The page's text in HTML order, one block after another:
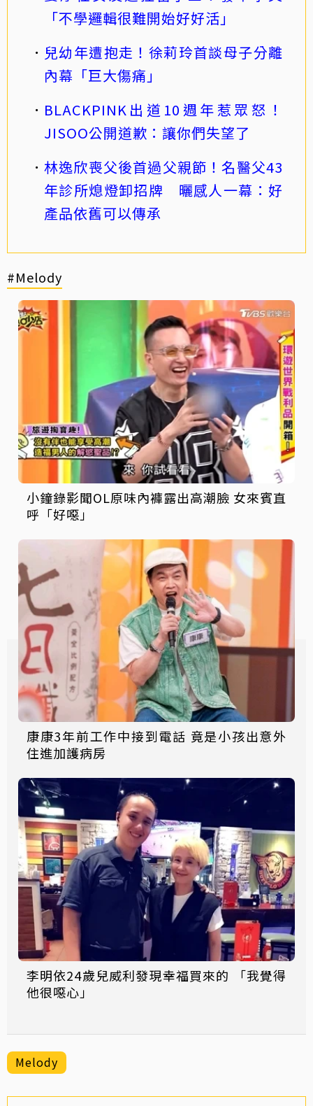
「不學邏輯很難開始好好活」
兒幼年遭抱走！徐莉玲首談母子分離
內幕「巨大傷痛」
BLACKPINK出道10週年惹眾怒！
JISOO公開道歉：讓你們失望了
林逸欣喪父後首過父親節！名醫父43
年診所熄燈卸招牌 曬感人一幕：好
產品依舊可以傳承
#Melody
小鐘錄影聞OL原味內褲露出高潮臉 女來賓直
呼「好噁」
康康3年前工作中接到電話 竟是小孩出意外
住進加護病房
李明依24歲兒威利發現幸福買來的 「我覺得
他很噁心」
Melody